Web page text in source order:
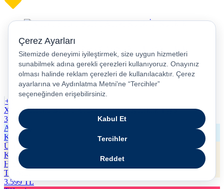
+2
Xiaomi Redmi Buds 6 Active Kulak İçi Kulaklık TWS
3,6
Alışveriş
Kredisi
Ücretsiz
Kargo
Hızlı
Teslimat
3.599TL